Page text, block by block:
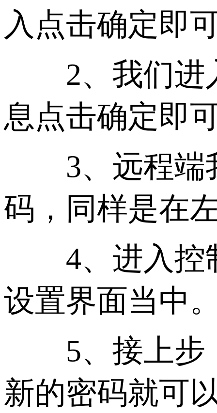
入点击确定即
2、我们进入
息点击确定即
3、远程端我
码，同样是在
4、进入控制
设置界面当中
5、接上步，
新的密码就可